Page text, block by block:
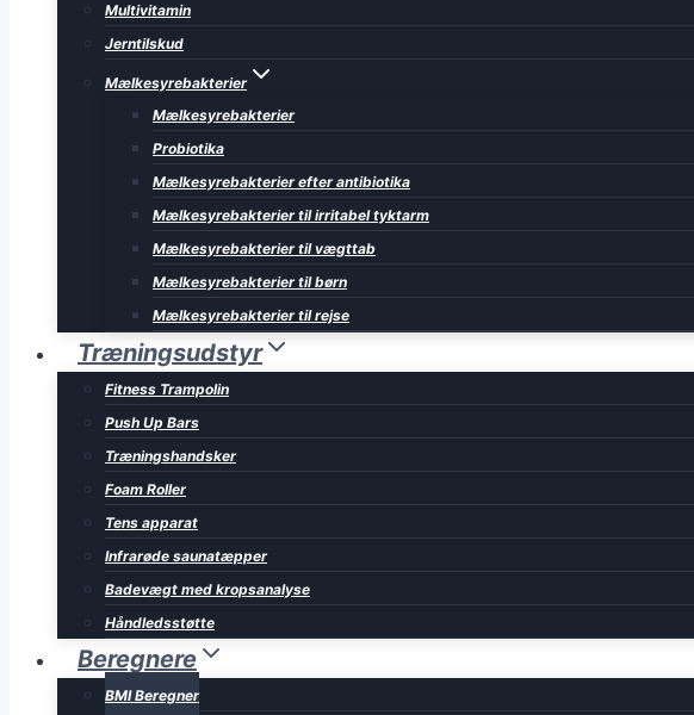
Multivitamin
Jerntilskud
Mælkesyrebakterier
Mælkesyrebakterier
Probiotika
Mælkesyrebakterier efter antibiotika
Mælkesyrebakterier til irritabel tyktarm
Mælkesyrebakterier til vægttab
Mælkesyrebakterier til børn
Mælkesyrebakterier til rejse
Træningsudstyr
Fitness Trampolin
Push Up Bars
Træningshandsker
Foam Roller
Tens apparat
Infrarøde saunatæpper
Badevægt med kropsanalyse
Håndledsstøtte
Beregnere
BMI Beregner